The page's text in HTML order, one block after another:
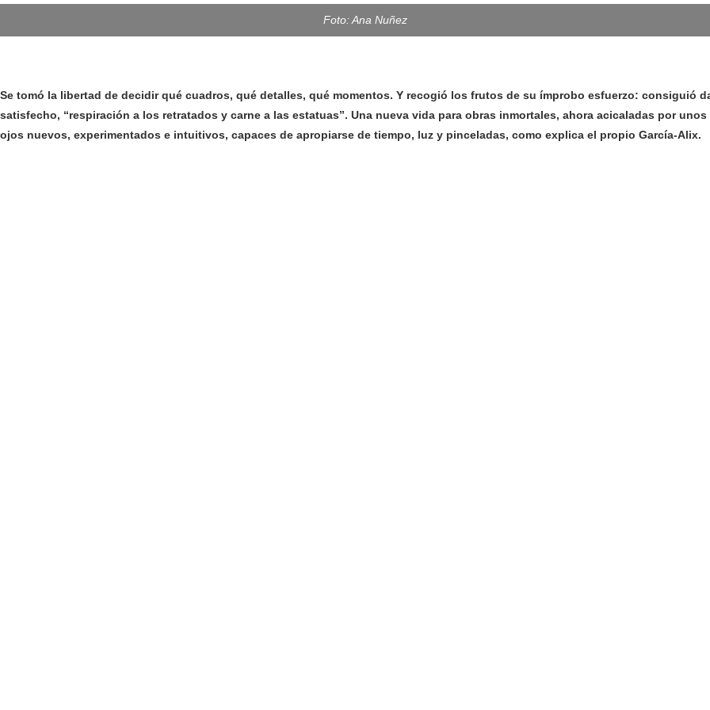
Foto: Ana Nuñez
Se tomó la libertad de decidir qué cuadros, qué detalles, qué momentos. Y recogió los frutos de su ímprobo esfuerzo: consiguió
satisfecho, “respiración a los retratados y carne a las estatuas”. Una nueva vida para obras inmortales, ahora acicaladas por unos
ojos nuevos, experimentados e intuitivos, capaces de apropiarse de tiempo, luz y pinceladas, como explica el propio García-Alix.